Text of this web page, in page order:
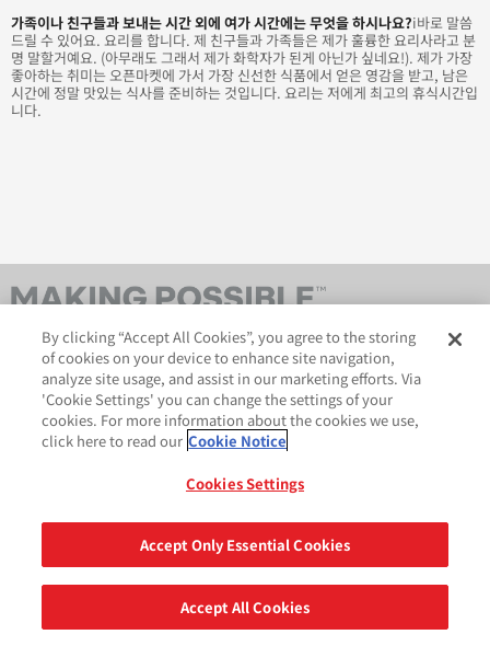
가족이나 친구들과 보내는 시간 외에 여가 시간에는 무엇을 하시나요?i바로 말씀
드릴 수 있어요. 요리를 합니다. 제 친구들과 가족들은 제가 훌륭한 요리사라고 분
명 말할거예요. (아무래도 그래서 제가 화학자가 된게 아닌가 싶네요!). 제가 가장
좋아하는 취미는 오픈마켓에 가서 가장 신선한 식품에서 얻은 영감을 받고, 남은
시간에 정말 맛있는 식사를 준비하는 것입니다. 요리는 저에게 최고의 휴식시간입
니다.
AveryDennison.com
법적 및 개인정보보호 공지
쿠키 정책
©2026 Avery Dennison Corporation. All Rights Reserved.
By clicking “Accept All Cookies”, you agree to the storing
of cookies on your device to enhance site navigation,
analyze site usage, and assist in our marketing efforts. Via
'Cookie Settings' you can change the settings of your
cookies. For more information about the cookies we use,
click here to read our Cookie Notice
Cookies Settings
Accept Only Essential Cookies
Accept All Cookies